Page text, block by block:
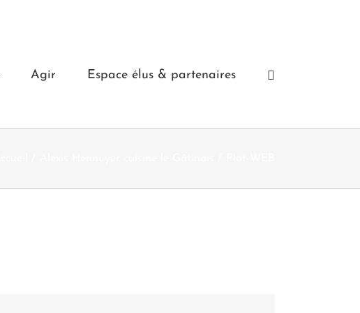
Agir Espace élus & partenaires